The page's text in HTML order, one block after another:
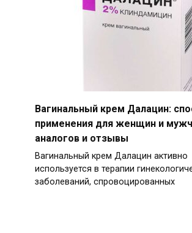
Вагинальный крем Далацин:
применения для женщин и
аналогов и отзывы
Вагинальный крем Далацин активно
используется в терапии
заболеваний, спровоцированных